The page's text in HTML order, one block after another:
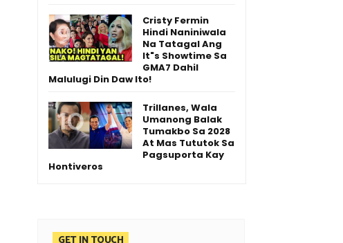
Cristy Fermin
Hindi Naniniwala
Na Tatagal Ang
It"s Showtime Sa
GMA7 Dahil
Malulugi Din Daw Ito!
Trillanes, Wala
Umanong Balak
Tumakbo Sa 2028
At Mas Tututok Sa
Pagsuporta Kay
Hontiveros